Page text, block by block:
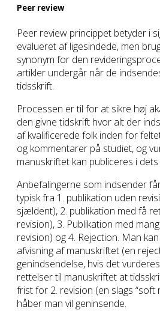
Peer review
Peer review princippet betyder i
evalueret af ligesindede, men
synonym for den
artikler undergår når de
tidsskrift.
Processen er til for at sikre høj
den givne tidskrift hvor alt der
af kvalificerede folk inden for
og kommentarer på studiet, og
manuskriftet kan publiceres i
Anbefalingerne som indsender
typisk fra 1. publikation uden
sjældent), 2. publikation med få
revision), 3. Publikation med
revision) og 4. Rejection. Man
afvisning af manuskriftet (en
genindsendelse, hvis det
rettelser til manuskriftet at
frist for 2. revision (en slags “soft
håber man vil geninsende.